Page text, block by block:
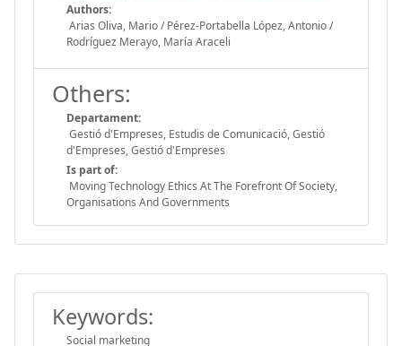
Authors:
Arias Oliva, Mario / Pérez-Portabella López, Antonio /
Rodríguez Merayo, María Araceli
Others:
Departament:
Gestió d'Empreses, Estudis de Comunicació, Gestió
d'Empreses, Gestió d'Empreses
Is part of:
Moving Technology Ethics At The Forefront Of Society,
Organisations And Governments
Keywords:
Social marketing